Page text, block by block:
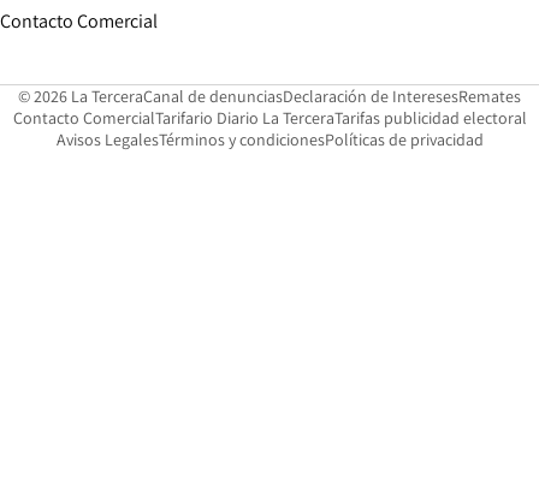
Contacto ComercialOpens in new window
© 2026 La TerceraCanal de denunciasOpens in new window
Declaración de InteresesOpens in
Remates
Contacto ComercialOpens in new window
Tarifario Diario La TerceraOpens in new window
Tarifas publicidad electoral
Avisos LegalesOpens in new window
Términos y condicionesPolíticas de privacidad